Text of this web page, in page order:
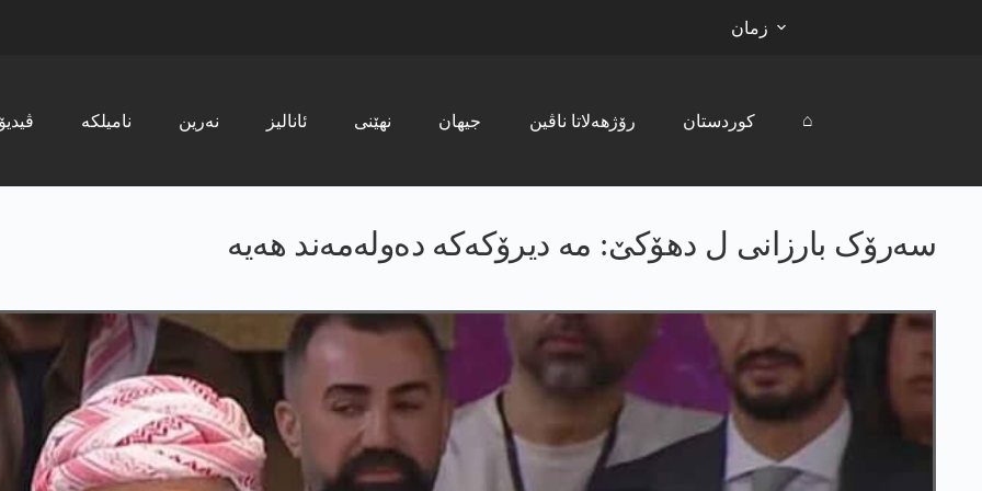
زمان
ڤیدیۆ نامیلکە نەرین ئانالیز نھێنی جیھان رۆژھەلاتا ناڤین کوردستان ⌂
سەرۆک بارزانی ل دھۆکێ: مە دیرۆکەکە دەولەمەند ھەیە